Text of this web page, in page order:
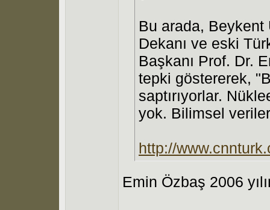
Bu arada,
Dekanı ve eski
Başkanı Prof. Dr.
tepki göstererek,
saptırıyorlar.
yok. Bilimsel
http://
Emin Özbaş 2006